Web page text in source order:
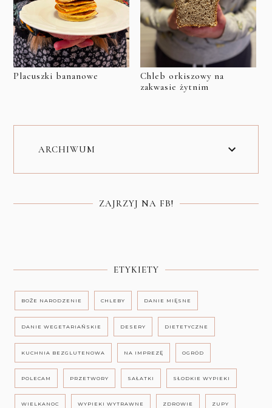
Placuszki bananowe
Chleb orkiszowy na
zakwasie żytnim
ARCHIWUM
ZAJRZYJ NA FB!
ETYKIETY
BOŻE NARODZENIE CHLEBY DANIE MIĘSNE
DANIE WEGETARIAŃSKIE DESERY DIETETYCZNE
KUCHNIA BEZGLUTENOWA NA IMPREZĘ OGRÓD
POLECAM PRZETWORY SAŁATKI SŁODKIE WYPIEKI
WIELKANOC WYPIEKI WYTRAWNE ZDROWIE ZUPY